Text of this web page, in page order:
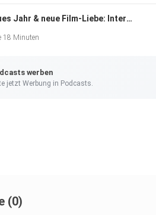
#9 Neues Jahr & neue Film-Liebe: Interstellar, Roter Drache & unser Feiertags-Marathon
18 Minuten
werben
jetzt Werbung in Podcasts.
(0)